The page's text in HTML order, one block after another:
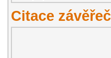
Citace